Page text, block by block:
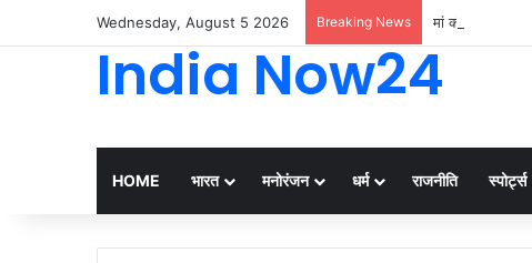
Wednesday, August 5 2026 Breaking News मां की आंखों के आंसू
India Now24
HOME भारत मनोरंजन धर्म राजनीति स्पोर्ट्स